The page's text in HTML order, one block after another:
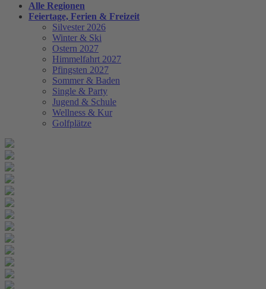
Alle Regionen
Feiertage, Ferien & Freizeit
Silvester 2026
Winter & Ski
Ostern 2027
Himmelfahrt 2027
Pfingsten 2027
Sommer & Baden
Single & Party
Jugend & Schule
Wellness & Kur
Golfplätze